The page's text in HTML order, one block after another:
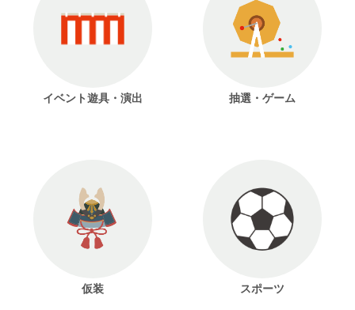
イベント遊具・演出 抽選・ゲーム
仮装 スポーツ